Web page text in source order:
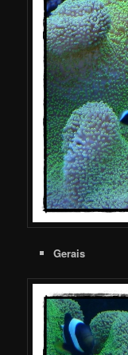
Gerais